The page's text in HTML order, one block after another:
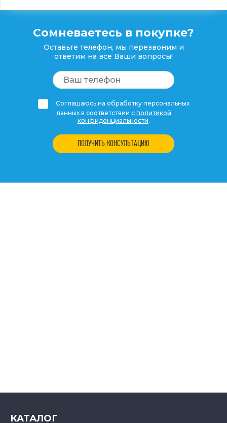
Сомневаетесь в покупке?
Оставьте телефон, мы перезвоним и
ответим на все Ваши вопросы!
Соглашаюсь на обработку персональных
данных в соответствии с политикой
конфиденциальности.
ПОЛУЧИТЬ КОНСУЛЬТАЦИЮ
КАТАЛОГ